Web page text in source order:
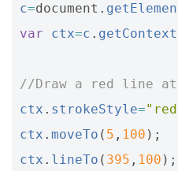
c=document .
var
ctx=c . getContext
//Draw a red line at
ctx . strokeStyle=
ctx . moveTo ( 5 , 100 );
ctx . lineTo ( 395 , 100 );